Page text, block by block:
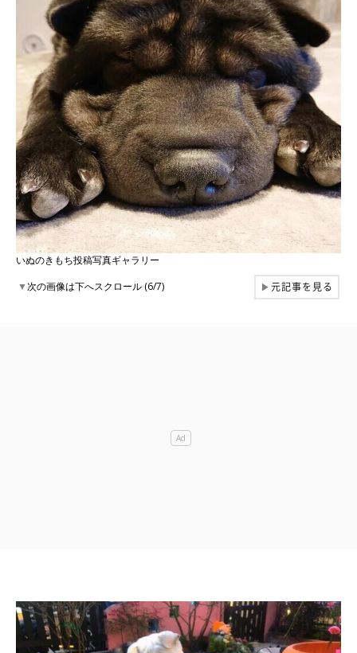
いぬのきもち投稿写真ギャラリー
▼次の画像は下へスクロール (6/7) ▶元記事を見る